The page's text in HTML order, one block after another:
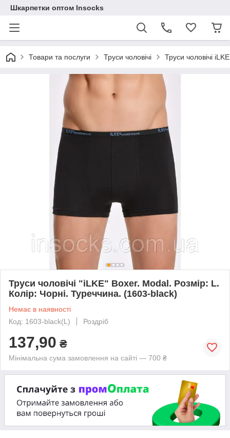
Шкарпетки оптом Insocks
Товари та послуги Труси чоловічі Труси чоловічі iLKE
Труси чоловічі "iLKE" Boxer. Modal. Розмір: L.
Колір: Чорні. Туреччина. (1603-black)
Немає в наявності
Код: 1603-black(L)
Роздріб
137,90 ₴
Мінімальна сума замовлення на сайті — 700 ₴